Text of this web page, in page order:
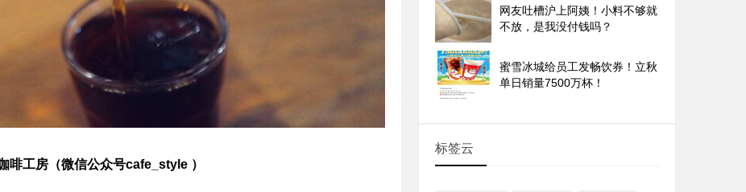
啡工房（微信公众号cafe_style ）
网友吐槽沪上阿姨！小料不够就
不放，是我没付钱吗？
蜜雪冰城给员工发畅饮券！立秋
单日销量7500万杯！
标签云